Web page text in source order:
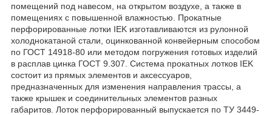
помещений под навесом, на открытом воздухе, а также в
помещениях с повышенной влажностью. Прокатные
перфорированные лотки IEK изготавливаются из рулонной
холоднокатаной стали, оцинкованной конвейерным способом
по ГОСТ 14918-80 или методом погружения готовых изделий
в расплав цинка ГОСТ 9.307. Система прокатных лотков IEK
состоит из прямых элементов и аксессуаров,
предназначенных для изменения направления трассы, а
также крышек и соединительных элементов разных
габаритов. Лоток перфорированный выпускается по ТУ 3449-